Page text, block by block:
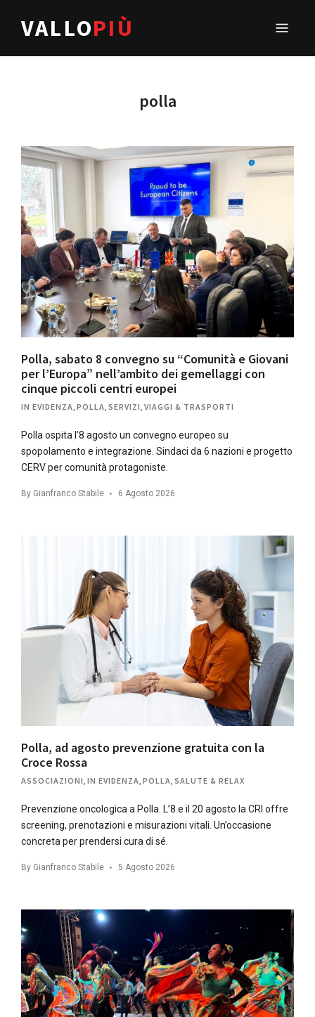
VALLOPIÙ
polla
Polla, sabato 8 convegno su “Comunità e Giovani
per l’Europa” nell’ambito dei gemellaggi con
cinque piccoli centri europei
IN EVIDENZA POLLA SERVIZI VIAGGI & TRASPORTI
Polla ospita l’8 agosto un convegno europeo su
spopolamento e integrazione. Sindaci da 6 nazioni e progetto
CERV per comunità protagoniste.
By Gianfranco Stabile 6 Agosto 2026
Polla, ad agosto prevenzione gratuita con la
Croce Rossa
ASSOCIAZIONI, IN EVIDENZA, POLLA, SALUTE & RELAX
Prevenzione oncologica a Polla. L’8 e il 20 agosto la CRI offre
screening, prenotazioni e misurazioni vitali. Un’occasione
concreta per prendersi cura di sé.
By Gianfranco Stabile 5 Agosto 2026